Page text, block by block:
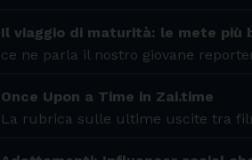
Il viaggio di maturità: le mete più
ce ne parla il nostro giovane
Once Upon a Time in Zai.time
La rubrica sulle ultime uscite tra